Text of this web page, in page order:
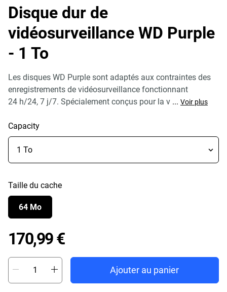
Disque dur de
vidéosurveillance WD Purple
- 1 To
Les disques WD Purple sont adaptés aux contraintes des
enregistrements de vidéosurveillance fonctionnant
24 h/24, 7 j/7. Spécialement conçus pour la v ... Voir plus
Capacity
Taille du cache
64 Mo
170,99 €Price 170,99 €
Ajouter au panier